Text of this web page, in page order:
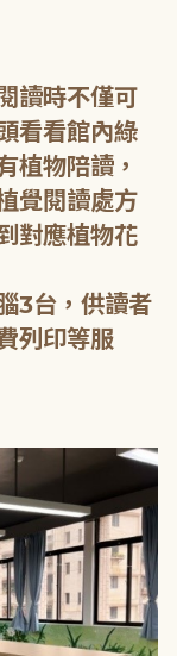
讀時不僅可
看看館內綠
植物陪讀，
覺閱讀處方
對應植物花
3台，供讀者
列印等服